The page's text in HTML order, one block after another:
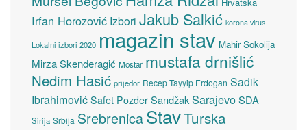
Hrvatska
Irfan Horozović Izbori Jakub Salkić korona virus
Lokalni izbori 2020 magazin stav Mahir Sokolija
Mirza Skenderagić Mostar mustafa drnišlić
Nedim Hasić prijedor Recep Tayyip Erdogan Sadik
Ibrahimović Safet Pozder SandžakSarajevoSDA
Sirija Srbija SrebrenicaStavTurska